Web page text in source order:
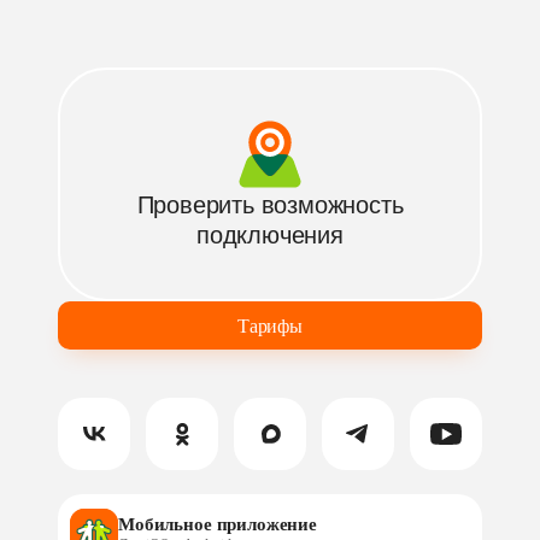
Проверить возможность
подключения
Тарифы
Мобильное приложение